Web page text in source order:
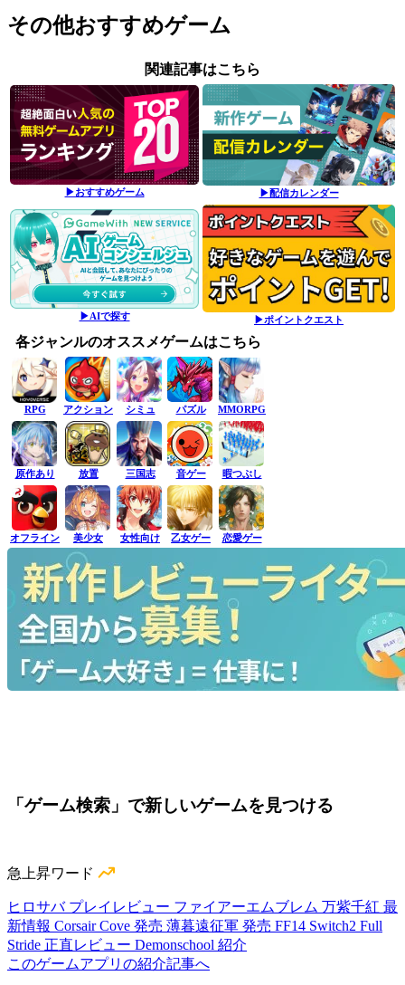
その他おすすめゲーム
関連記事はこちら
▶おすすめゲーム ▶配信カレンダー
▶AIで探す ▶ポイントクエスト
各ジャンルのオススメゲームはこちら
RPG アクション シミュ パズル MMORPG
原作あり 放置 三国志 音ゲー 暇つぶし
オフライン 美少女 女性向け 乙女ゲー 恋愛ゲー
「ゲーム検索」で新しいゲームを見つける
急上昇ワード
ヒロサバ プレイレビュー ファイアーエムブレム 万紫千紅 最
新情報 Corsair Cove 発売 薄暮遠征軍 発売 FF14 Switch2 Full
Stride 正直レビュー Demonschool 紹介
このゲームアプリの紹介記事へ